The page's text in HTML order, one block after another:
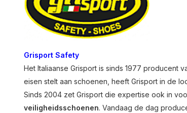
Grisport Safety
Het Italiaanse Grisport is sinds 1977 producent
eisen stelt aan schoenen, heeft Grisport in de
Sinds 2004 zet Grisport die expertise ook in
veiligheidsschoenen. Vandaag de dag